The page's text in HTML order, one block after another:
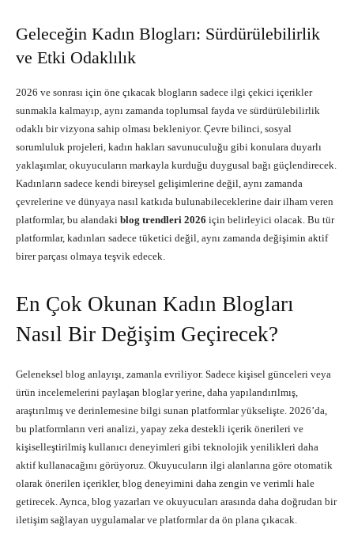
Geleceğin Kadın Blogları: Sürdürülebilirlik
ve Etki Odaklılık
2026 ve sonrası için öne çıkacak blogların sadece ilgi çekici içerikler
sunmakla kalmayıp, aynı zamanda toplumsal fayda ve sürdürülebilirlik
odaklı bir vizyona sahip olması bekleniyor. Çevre bilinci, sosyal
sorumluluk projeleri, kadın hakları savunuculuğu gibi konulara duyarlı
yaklaşımlar, okuyucuların markayla kurduğu duygusal bağı güçlendirecek.
Kadınların sadece kendi bireysel gelişimlerine değil, aynı zamanda
çevrelerine ve dünyaya nasıl katkıda bulunabileceklerine dair ilham veren
platformlar, bu alandaki blog trendleri 2026 için belirleyici olacak. Bu tür
platformlar, kadınları sadece tüketici değil, aynı zamanda değişimin aktif
birer parçası olmaya teşvik edecek.
En Çok Okunan Kadın Blogları
Nasıl Bir Değişim Geçirecek?
Geleneksel blog anlayışı, zamanla evriliyor. Sadece kişisel günceleri veya
ürün incelemelerini paylaşan bloglar yerine, daha yapılandırılmış,
araştırılmış ve derinlemesine bilgi sunan platformlar yükselişte. 2026’da,
bu platformların veri analizi, yapay zeka destekli içerik önerileri ve
kişiselleştirilmiş kullanıcı deneyimleri gibi teknolojik yenilikleri daha
aktif kullanacağını görüyoruz. Okuyucuların ilgi alanlarına göre otomatik
olarak önerilen içerikler, blog deneyimini daha zengin ve verimli hale
getirecek. Ayrıca, blog yazarları ve okuyucuları arasında daha doğrudan bir
iletişim sağlayan uygulamalar ve platformlar da ön plana çıkacak.